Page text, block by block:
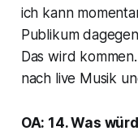
ich kann
Publikum
Das wird
nach live Musik
OA: 14. Was